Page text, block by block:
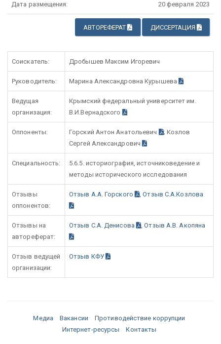
Дата размещения: 20 февраля 2023
АВТОРЕФЕРАТ ДИССЕРТАЦИЯ
Соискатель: Дробышев Максим Игоревич
Руководитель: Марина Александровна Курышева
Ведущая
организация:
Крымский федеральный университет им.
В.И.Вернадского
Оппоненты: Горский Антон Анатольевич
; Козлов
Сергей Александрович
Специальность:
5.6.5. историография, источниковедение и
методы исторического исследования
Отзывы
оппонентов:
Отзыв А.А. Горского ,Отзыв С.А.Козлова
Отзывы на
автореферат:
Отзыв С.А. Денисова ,Отзыв А.В. Акопяна
Отзыв ведущей
организации:
Отзыв КФУ
Медиа Вакансии
Противодействие коррупции
Интернет-ресурсы
Контакты